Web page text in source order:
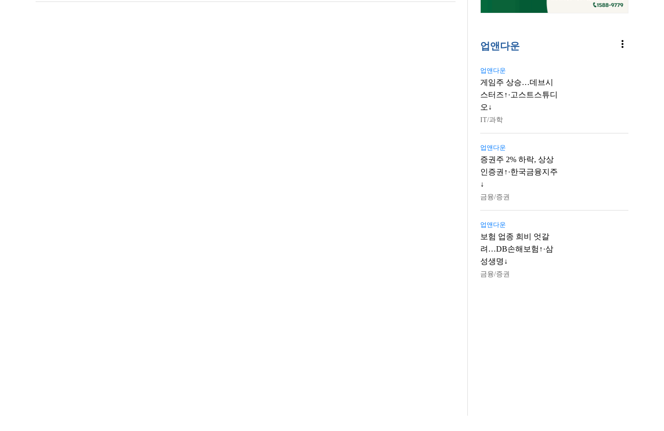
업앤다운 more_vert
업앤다운
게임주 상승…데브시
스터즈↑·고스트스튜디
오↓
IT/과학
업앤다운
증권주 2% 하락, 상상
인증권↑·한국금융지주
↓
금융/증권
업앤다운
보험 업종 희비 엇갈
려…DB손해보험↑·삼
성생명↓
금융/증권